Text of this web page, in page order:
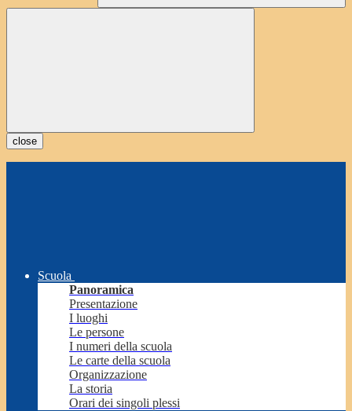
close
Scuola
Panoramica
Presentazione
I luoghi
Le persone
I numeri della scuola
Le carte della scuola
Organizzazione
La storia
Orari dei singoli plessi